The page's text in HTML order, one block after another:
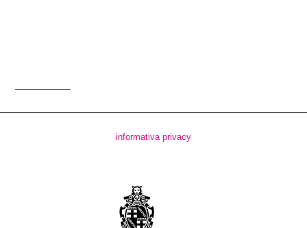
informativa privacy